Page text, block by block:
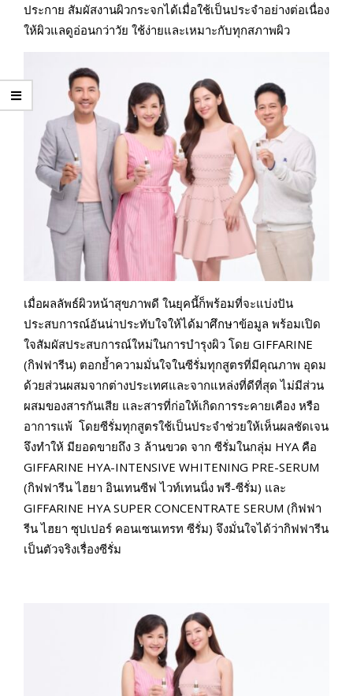
ประกาย สัมผัสงานผิวกระจกได้เมื่อใช้เป็นประจำอย่างต่อเนื่อง
ให้ผิวแลดูอ่อนกว่าวัย ใช้ง่ายและเหมาะกับทุกสภาพผิว
เมื่อผลลัพธ์ผิวหน้าสุขภาพดี ในยุคนี้ก็พร้อมที่จะแบ่งปัน
ประสบการณ์อันน่าประทับใจให้ได้มาศึกษาข้อมูล พร้อมเปิด
ใจสัมผัสประสบการณ์ใหม่ในการบำรุงผิว โดย GIFFARINE
(กิฟฟารีน) ตอกย้ำความมั่นใจในซีรั่มทุกสูตรที่มีคุณภาพ อุดม
ด้วยส่วนผสมจากต่างประเทศและจากแหล่งที่ดีที่สุด ไม่มีส่วน
ผสมของสารกันเสีย และสารที่ก่อให้เกิดการระคายเคือง หรือ
อาการแพ้ โดยซีรั่มทุกสูตรใช้เป็นประจำช่วยให้เห็นผลชัดเจน
จึงทำให้ มียอดขายถึง 3 ล้านขวด จาก ซีรั่มในกลุ่ม HYA คือ
GIFFARINE HYA-INTENSIVE WHITENING PRE-SERUM
(กิฟฟารีน ไฮยา อินเทนซีฟ ไวท์เทนนิ่ง พรี-ซีรั่ม) และ
GIFFARINE HYA SUPER CONCENTRATE SERUM (กิฟฟา
รีน ไฮยา ซุปเปอร์ คอนเซนเทรท ซีรั่ม) จึงมั่นใจได้ว่ากิฟฟารีน
เป็นตัวจริงเรื่องซีรั่ม